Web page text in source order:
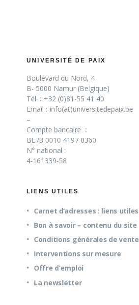
UNIVERSITÉ DE PAIX
Boulevard du Nord, 4
B- 5000 Namur (Belgique)
Tél. : +32 (0)81-55 41 40
Email : info(at)universitedepaix.be
–
Compte bancaire :
BE73 0010 4197 0360
N° national :
4-161339-58
LIENS UTILES
Carnet d’adresses : liens utiles
Bon à savoir – contenu du site
Conditions générales de vente
Interventions sur mesure
Offre d’emploi
La newsletter